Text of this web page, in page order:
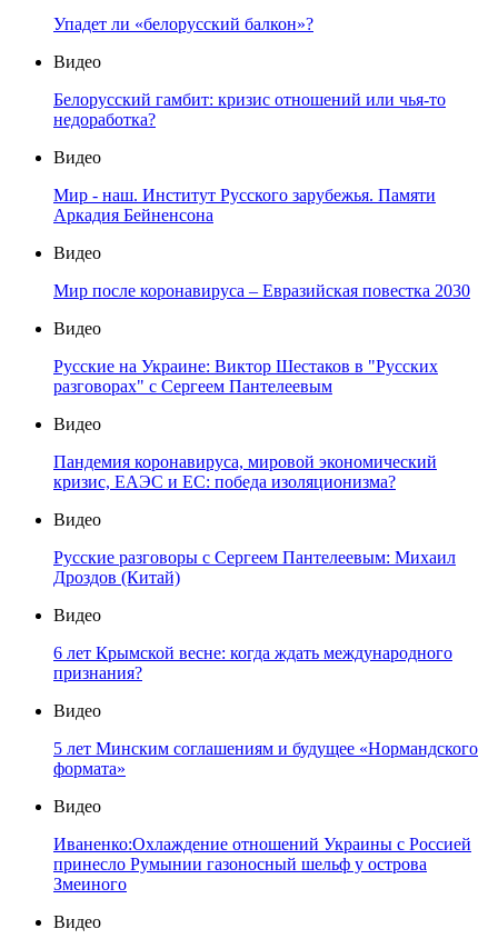
Упадет ли «белорусский балкон»?
Видео
Белорусский гамбит: кризис отношений или чья-то
недоработка?
Видео
Мир - наш. Институт Русского зарубежья. Памяти
Аркадия Бейненсона
Видео
Мир после коронавируса – Евразийская повестка 2030
Видео
Русские на Украине: Виктор Шестаков в "Русских
разговорах" с Сергеем Пантелеевым
Видео
Пандемия коронавируса, мировой экономический
кризис, ЕАЭС и ЕС: победа изоляционизма?
Видео
Русские разговоры с Сергеем Пантелеевым: Михаил
Дроздов (Китай)
Видео
6 лет Крымской весне: когда ждать международного
признания?
Видео
5 лет Минским соглашениям и будущее «Нормандского
формата»
Видео
Иваненко:Охлаждение отношений Украины с Россией
принесло Румынии газоносный шельф у острова
Змеиного
Видео